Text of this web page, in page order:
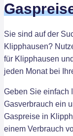
Sie sind auf der
Klipphausen?
für Klipphausen
jeden Monat bei
Geben Sie einfach
Gasverbrauch ein
Gaspreise in
einem Verbrauch